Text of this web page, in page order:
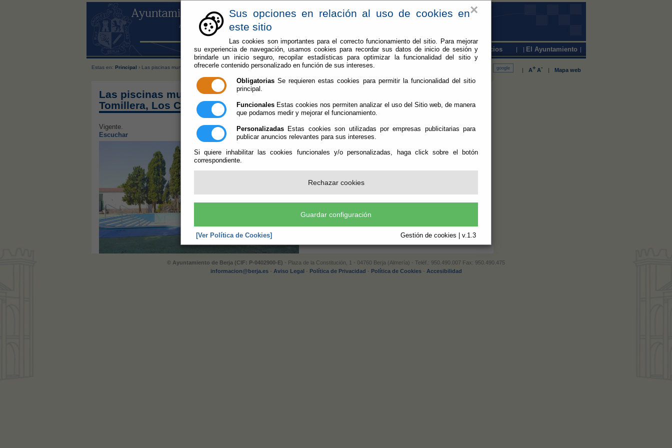
×
Sus opciones en relación al uso de cookies en
este sitio
Las cookies son importantes para el correcto funcionamiento del sitio. Para mejorar
su experiencia de navegación, usamos cookies para recordar sus datos de inicio de sesión y
brindarle un inicio seguro, recopilar estadísticas para optimizar la funcionalidad del sitio y
ofrecerle contenido personalizado en función de sus intereses.
Obligatorias Se requieren estas cookies para permitir la funcionalidad del sitio
principal.
Funcionales Estas cookies nos permiten analizar el uso del Sitio web, de manera
que podamos medir y mejorar el funcionamiento.
Personalizadas Estas cookies son utilizadas por empresas publicitarias para
publicar anuncios relevantes para sus intereses.
Si quiere inhabilitar las cookies funcionales y/o personalizadas, haga click sobre el botón
correspondiente.
Rechazar cookies
Guardar configuración
[Ver Política de Cookies] Gestión de cookies | v.1.3
Vive en Berja Conoce Berja Servicios El Ayuntamiento
Estas en: Principal › Las piscinas municipales de Berja abren este sábado en San Roque, La Tomillera, Los Cerrillos y Castala | A+ A- | Mapa web
Las piscinas municipales de Berja abren este sábado en San Roque, La
Tomillera, Los Cerrillos y Castala
Vigente.
Escuchar
sábado 27 de junio, dando inicio a la temporada de verano.
este mismo sábado y durante los meses de julio y agosto.
por las familias, ofreciendo una alternativa de ocio para combatir
© Ayuntamiento de Berja (CIF: P-0402900-E) - Plaza de la Constitución, 1 - 04760 Berja (Almería) - Teléf.: 950.490.007 Fax: 950.490.475
informacion@berja.es- Aviso Legal - Política de Privacidad - Política de Cookies- Accesibilidad